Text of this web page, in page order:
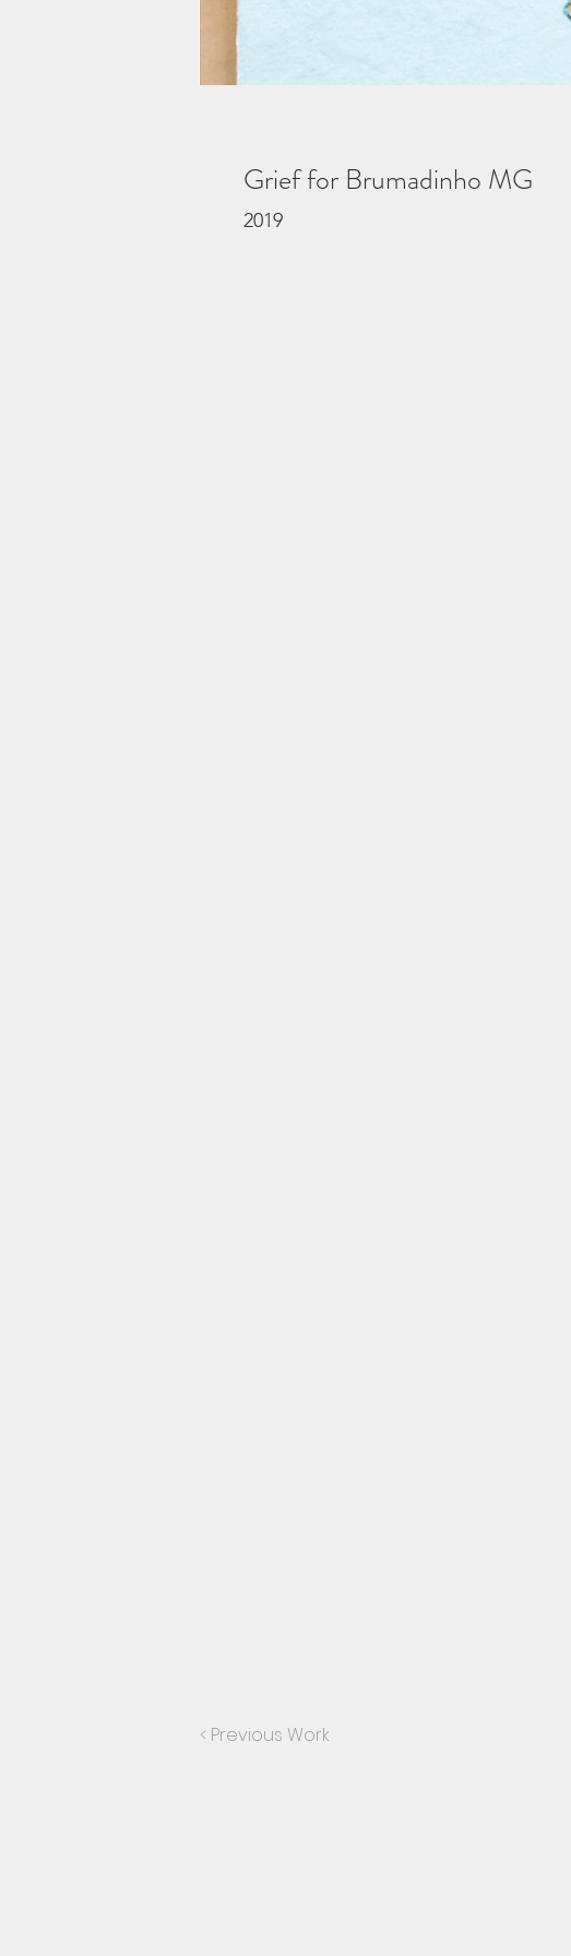
Grief for Brumadinho MG
2019
< Previous Work